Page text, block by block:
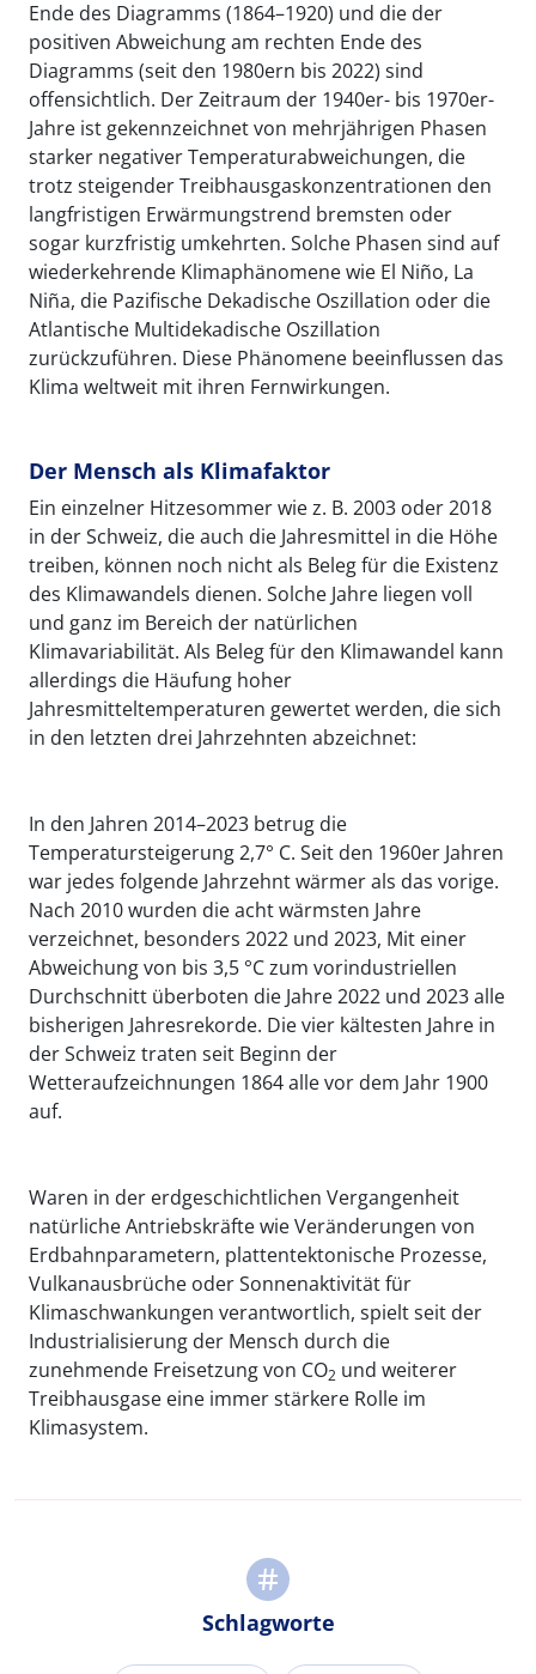
Ende des Diagramms (1864–1920) und die der
positiven Abweichung am rechten Ende des
Diagramms (seit den 1980ern bis 2022) sind
offensichtlich. Der Zeitraum der 1940er- bis 1970er-
Jahre ist gekennzeichnet von mehrjährigen Phasen
starker negativer Temperaturabweichungen, die
trotz steigender Treibhausgaskonzentrationen den
langfristigen Erwärmungstrend bremsten oder
sogar kurzfristig umkehrten. Solche Phasen sind auf
wiederkehrende Klimaphänomene wie El Niño, La
Niña, die Pazifische Dekadische Oszillation oder die
Atlantische Multidekadische Oszillation
zurückzuführen. Diese Phänomene beeinflussen das
Klima weltweit mit ihren Fernwirkungen.
Der Mensch als Klimafaktor
Ein einzelner Hitzesommer wie z. B. 2003 oder 2018
in der Schweiz, die auch die Jahresmittel in die Höhe
treiben, können noch nicht als Beleg für die Existenz
des Klimawandels dienen. Solche Jahre liegen voll
und ganz im Bereich der natürlichen
Klimavariabilität. Als Beleg für den Klimawandel kann
allerdings die Häufung hoher
Jahresmitteltemperaturen gewertet werden, die sich
in den letzten drei Jahrzehnten abzeichnet:
In den Jahren 2014–2023 betrug die
Temperatursteigerung 2,7° C. Seit den 1960er Jahren
war jedes folgende Jahrzehnt wärmer als das vorige.
Nach 2010 wurden die acht wärmsten Jahre
verzeichnet, besonders 2022 und 2023, Mit einer
Abweichung von bis 3,5 °C zum vorindustriellen
Durchschnitt überboten die Jahre 2022 und 2023 alle
bisherigen Jahresrekorde. Die vier kältesten Jahre in
der Schweiz traten seit Beginn der
Wetteraufzeichnungen 1864 alle vor dem Jahr 1900
auf.
Waren in der erdgeschichtlichen Vergangenheit
natürliche Antriebskräfte wie Veränderungen von
Erdbahnparametern, plattentektonische Prozesse,
Vulkanausbrüche oder Sonnenaktivität für
Klimaschwankungen verantwortlich, spielt seit der
Industrialisierung der Mensch durch die
zunehmende Freisetzung von CO2 und weiterer
Treibhausgase eine immer stärkere Rolle im
Klimasystem.
Schlagworte